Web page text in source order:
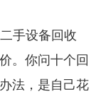
手设备回收
。你问十个回
法，是自己花